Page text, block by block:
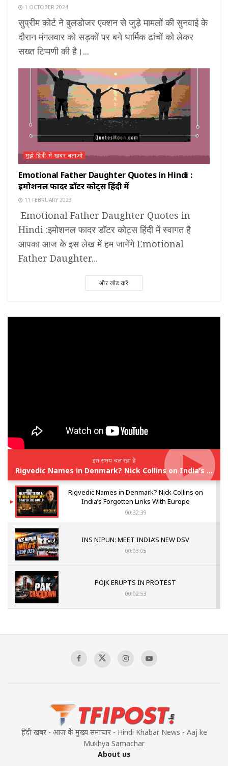
1 OCTOBER 2024
सुप्रीम कोर्ट ने बुलडोजर एक्शन से जुड़े मामलों की सुनवाई के
दौरान मंगलवार को सड़कों पर बने धार्मिक ढांचों को लेकर
सख्त टिप्पणी की है।...
मुझे हिंदी में खबर बताओ
Emotional Father Daughter Quotes in Hindi :
इमोशनल फादर डॉटर कोट्स हिंदी में
11 FEBRUARY 2023
Emotional Father Daughter Quotes in
Hindi :इमोशनल फादर डॉटर कोट्स हिंदी में स्वागत है
आपका आज के इस लेख में हम जानेंगे Emotional
Father Daughter...
और लोड करें
इस समय चल रहा है
Rigvedic Names in Denmark? Nick Collins on India’s Forgotten Links With Europe
Rigvedic Names in Denmark? Nick Collins on
India’s Forgotten Links With Europe
00:32:39
INS NIPUN: MEET INDIA’S NEW DSV
00:03:05
POJK ERUPTS IN PROTEST
00:02:53
Sagar
हिंदी खबर - आज के मुख्य समाचार - Hindi Khabar News - Aaj ke
Mukhya Samachar
About us